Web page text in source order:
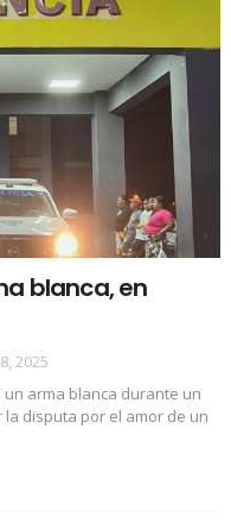
blanca, en
2025
un arma blanca durante un
disputa por el amor de un